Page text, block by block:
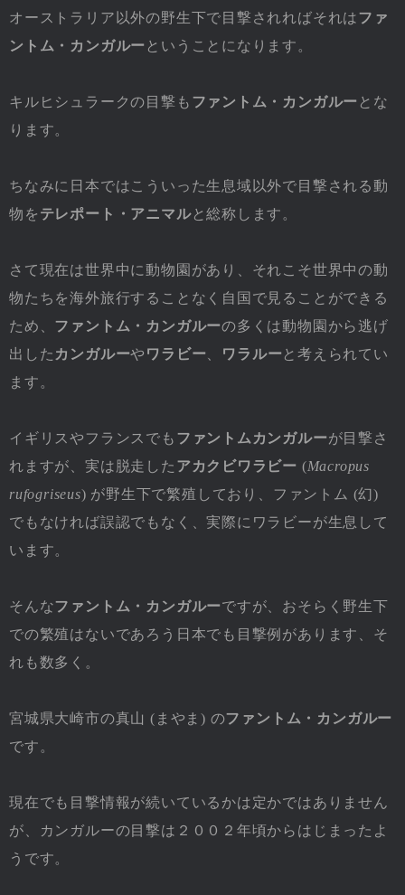
オーストラリア以外の野生下で目撃されればそれはファ
ントム・カンガルー ということになります。
キルヒシュラークの目撃も ファントム・カンガルー とな
ります。
ちなみに日本ではこういった生息域以外で目撃される動
物を テレポート・アニマルと総称します。
さて現在は世界中に動物園があり、それこそ世界中の動
物たちを海外旅行することなく自国で見ることができる
ため、 ファントム・カンガルーの多くは動物園から逃げ
出した カンガルーや ワラビー ワラルーと考えられてい
ます。
イギリスやフランスでも ファントムカンガルーが目撃さ
れますが、実は脱走した アカクビワラビー (Macropus
rufogriseus) が野生下で繁殖しており、ファントム (幻)
でもなければ誤認でもなく、実際にワラビーが生息して
います。
そんなファントム・カンガルーですが、おそらく野生下
での繁殖はないであろう日本でも目撃例があります、そ
れも数多く。
宮城県大崎市の真山 (まやま) のファントム・カンガルー
です。
現在でも目撃情報が続いているかは定かではありません
が、カンガルーの目撃は２００２年頃からはじまったよ
うです。